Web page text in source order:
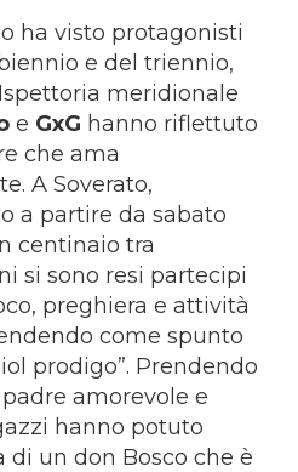
ha visto protagonisti
e del triennio,
meridionale
e GxG hanno riflettuto
che ama
A Soverato,
a partire da sabato
centinaio tra
si sono resi partecipi
preghiera e attività
come spunto
prodigo”. Prendendo
amorevole e
hanno potuto
un don Bosco che è